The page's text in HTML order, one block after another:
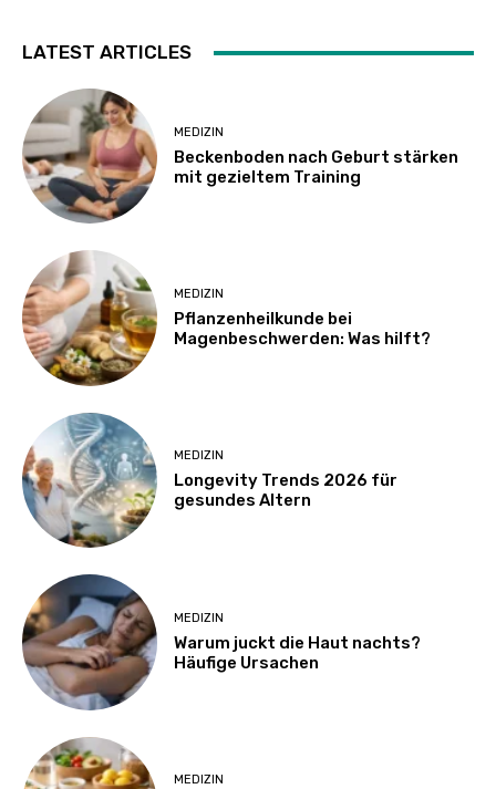
LATEST ARTICLES
MEDIZIN
Beckenboden nach Geburt stärken
mit gezieltem Training
MEDIZIN
Pflanzenheilkunde bei
Magenbeschwerden: Was hilft?
MEDIZIN
Longevity Trends 2026 für
gesundes Altern
MEDIZIN
Warum juckt die Haut nachts?
Häufige Ursachen
MEDIZIN